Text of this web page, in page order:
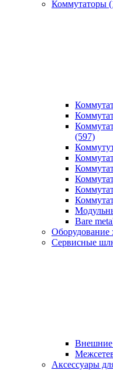
Коммутаторы
(597)
Bare
Оборудование
Сервисные
Внешние
Аксессуары